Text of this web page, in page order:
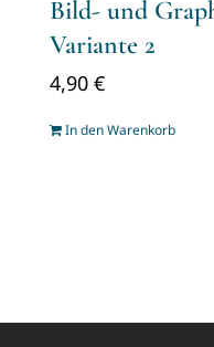
Bild- und
Variante 2
4,90 €
In den Warenkorb